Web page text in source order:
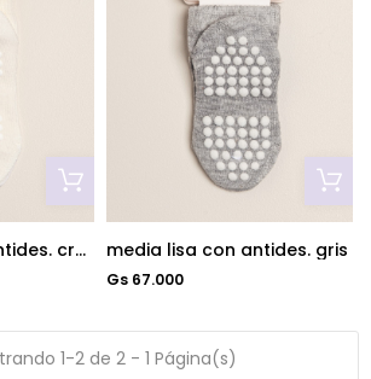
media lisa con antides. crudo media lisa con antides. gris
Gs 67.000
1-2 de 2 - 1 Página(s)